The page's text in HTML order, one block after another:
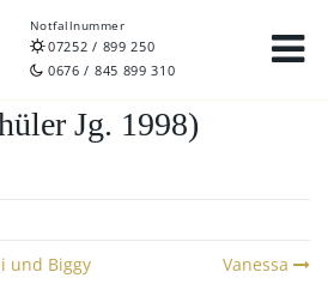
Notfallnummer
07252 / 899 250
0676 / 845 899 310
Jg. 1998)
und Biggy Vanessa